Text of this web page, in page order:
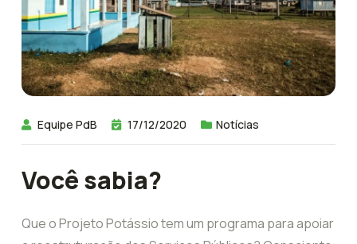
Equipe PdB 17/12/2020 Notícias
Você sabia?
Que o Projeto Potássio tem um programa para apoiar